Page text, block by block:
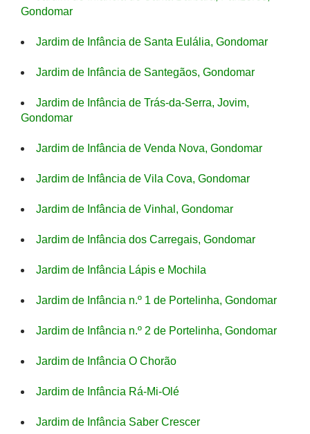
Gondomar
Jardim de Infância de Santa Eulália, Gondomar
Jardim de Infância de Santegãos, Gondomar
Jardim de Infância de Trás-da-Serra, Jovim,
Gondomar
Jardim de Infância de Venda Nova, Gondomar
Jardim de Infância de Vila Cova, Gondomar
Jardim de Infância de Vinhal, Gondomar
Jardim de Infância dos Carregais, Gondomar
Jardim de Infância Lápis e Mochila
Jardim de Infância n.º 1 de Portelinha, Gondomar
Jardim de Infância n.º 2 de Portelinha, Gondomar
Jardim de Infância O Chorão
Jardim de Infância Rá-Mi-Olé
Jardim de Infância Saber Crescer